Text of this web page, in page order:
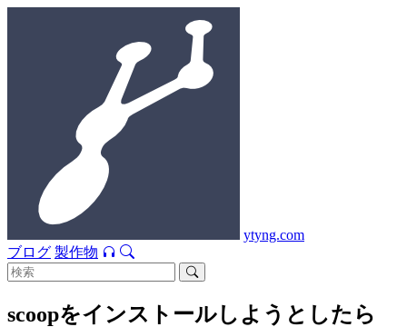
ytyng.com
ブログ 製作物
scoopをインストールしようとしたら